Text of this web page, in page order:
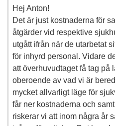
Hej Anton!
Det är just kostnaderna för
åtgärder vid respektive
utgått ifrån när de utarbetat
för inhyrd personal. Vidare
att överhuvudtaget få tag på
oberoende av vad vi är
mycket allvarligt läge för
får ner kostnaderna och
riskerar vi att inom några år